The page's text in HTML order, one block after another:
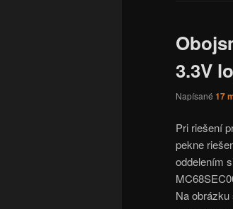
3.3V
Napísané 17
Pri riešení
pekne
oddelením
Na